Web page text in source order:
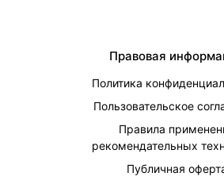
Правовая
Политика
Пользовательское
Правила
рекомендательных
Публичная